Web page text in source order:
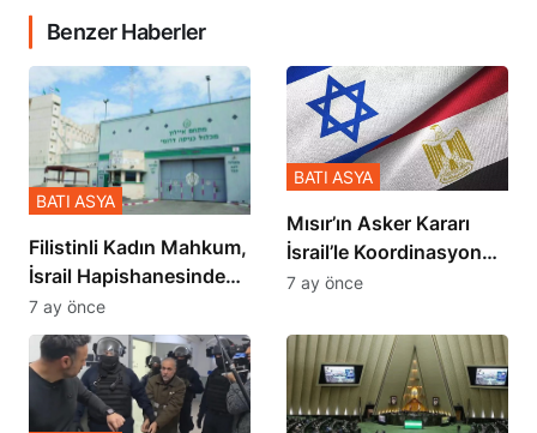
Benzer Haberler
Filistinli Kadın Mahkum,
İsrail Hapishanesindeki
Zulmü Anlattı
BATI ASYA
7 ay önce
Mısır’ın Asker Kararı
İsrail’le Koordinasyon
İçinde Gerçekleşmiş
BATI ASYA
7 ay önce